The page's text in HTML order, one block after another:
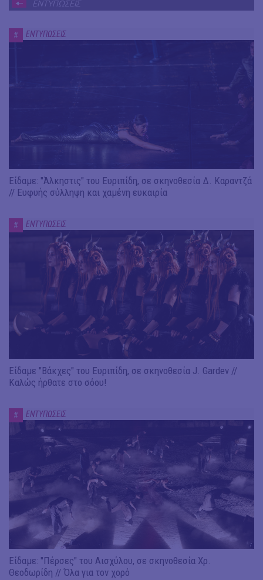
ΕΝΤΥΠΩΣΕΙΣ
# ΕΝΤΥΠΩΣΕΙΣ
Είδαμε: "Άλκηστις" του Ευριπίδη, σε σκηνοθεσία Δ. Καραντζά
// Ευφυής σύλληψη και χαμένη ευκαιρία
# ΕΝΤΥΠΩΣΕΙΣ
Είδαμε "Βάκχες" του Ευριπίδη, σε σκηνοθεσία J. Gardev //
Καλώς ήρθατε στο σόου!
# ΕΝΤΥΠΩΣΕΙΣ
Είδαμε: "Πέρσες" του Αισχύλου, σε σκηνοθεσία Χρ.
Θεοδωρίδη // Όλα για τον χορό